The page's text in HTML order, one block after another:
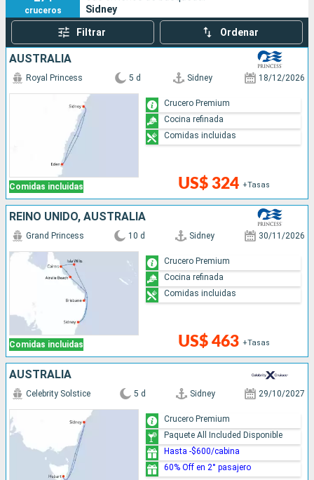
cruceros
Sidney
Filtrar Ordenar
AUSTRALIA
Comidas incluidas
Royal Princess 5 d Sidney 18/12/2026
US$ 324 +Tasas
Crucero Premium
Cocina refinada
Comidas incluidas
REINO UNIDO, AUSTRALIA
Comidas incluidas
Grand Princess 10 d Sidney 30/11/2026
US$ 463 +Tasas
Crucero Premium
Cocina refinada
Comidas incluidas
AUSTRALIA
Celebrity Solstice 5 d Sidney 29/10/2027
Crucero Premium
Paquete All Included Disponible
Hasta -$600/cabina
60% Off en 2° pasajero